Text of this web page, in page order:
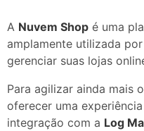
A Nuvem Shop é uma
amplamente utilizada
gerenciar suas lojas
Para agilizar ainda mais
oferecer uma
integração com a Log